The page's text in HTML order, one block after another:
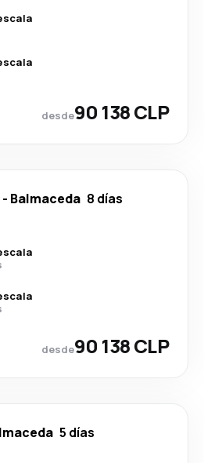
desde90 138 CLP
- Balmaceda 8 días
desde90 138 CLP
5 días